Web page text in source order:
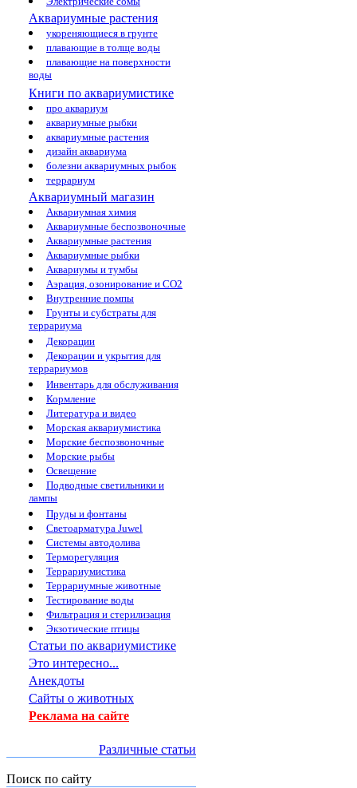
Аквариумные растения
укореняющиеся в грунте
плавающие в толще воды
плавающие на поверхности
воды
Книги по аквариумистике
про аквариум
аквариумные рыбки
аквариумные растения
дизайн аквариума
болезни аквариумных рыбок
террариум
Аквариумный магазин
Аквариумная химия
Аквариумные беспозвоночные
Аквариумные растения
Аквариумные рыбки
Аквариумы и тумбы
Аэрация, озонирование и CO2
Внутренние помпы
Грунты и субстраты для
террариума
Декорации
Декорации и укрытия для
террариумов
Инвентарь для обслуживания
Кормление
Литература и видео
Морская аквариумистика
Морские беспозвоночные
Морские рыбы
Освещение
Подводные светильники и
лампы
Пруды и фонтаны
Светоарматура Juwel
Системы автодолива
Терморегуляция
Террариумистика
Террариумные животные
Тестирование воды
Фильтрация и стерилизация
Экзотические птицы
Статьи по аквариумистике
Это интересно...
Анекдоты
Сайты о животных
Реклама на сайте
Различные статьи
Поиск по сайту